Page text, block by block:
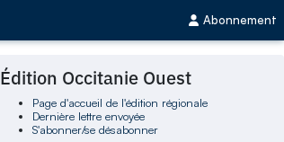
Abonnement
Édition Occitanie Ouest
Page d'accueil de l'édition régionale
Dernière lettre envoyée
S'abonner/se désabonner